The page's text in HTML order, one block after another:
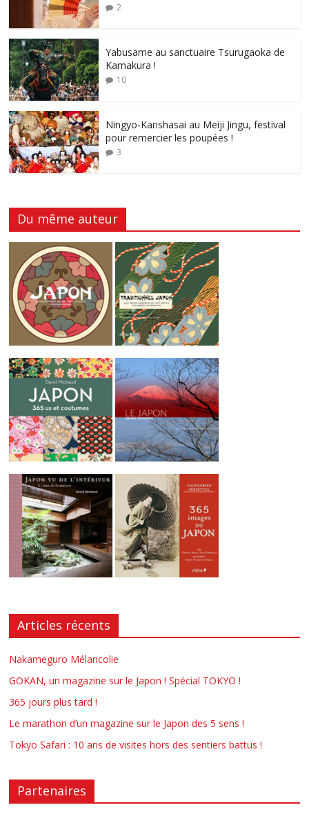
2
Yabusame au sanctuaire Tsurugaoka de
Kamakura !
10
Ningyo-Kanshasai au Meiji Jingu, festival
pour remercier les poupées !
3
Du même auteur
Articles récents
Nakameguro Mélancolie
GOKAN, un magazine sur le Japon ! Spécial TOKYO !
365 jours plus tard !
Le marathon d’un magazine sur le Japon des 5 sens !
Tokyo Safari : 10 ans de visites hors des sentiers battus !
Partenaires